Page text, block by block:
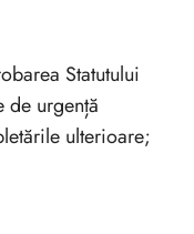
Statutului
de urgență
ulterioare;